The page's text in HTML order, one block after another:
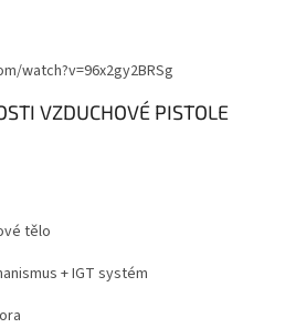
watch?v=96x2gy2BRSg
VZDUCHOVÉ PISTOLE
tělo
+ IGT systém